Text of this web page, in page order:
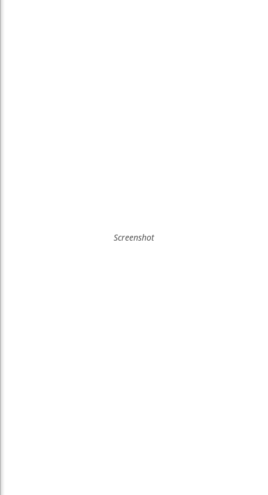
Screenshot